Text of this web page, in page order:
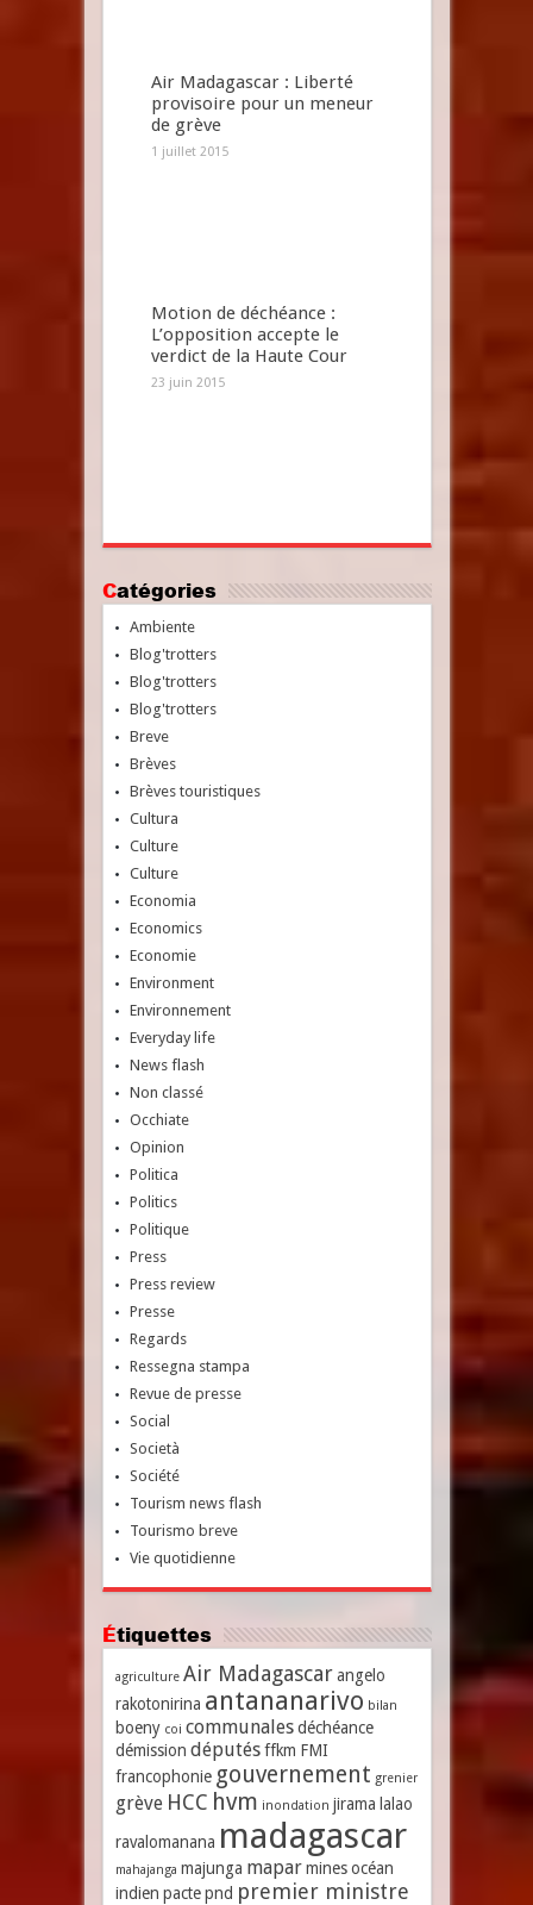
Air Madagascar : Liberté
provisoire pour un meneur
de grève
1 juillet 2015
Motion de déchéance :
L’opposition accepte le
verdict de la Haute Cour
23 juin 2015
Catégories
Ambiente
Blog'trotters
Blog'trotters
Blog'trotters
Breve
Brèves
Brèves touristiques
Cultura
Culture
Culture
Economia
Economics
Economie
Environment
Environnement
Everyday life
News flash
Non classé
Occhiate
Opinion
Politica
Politics
Politique
Press
Press review
Presse
Regards
Ressegna stampa
Revue de presse
Social
Società
Société
Tourism news flash
Tourismo breve
Vie quotidienne
Étiquettes
agriculture Air Madagascar angelo
rakotonirina antananarivo bilan
boeny coi communales déchéance
démission députés ffkm FMI
francophonie gouvernement grenier
grève HCC hvm inondation jirama lalao
ravalomanana madagascar
mahajanga majunga mapar mines océan
indien pacte pnd premier ministre